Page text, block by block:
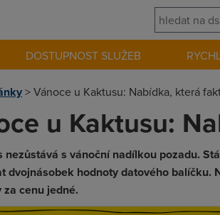
DOSTUPNOST SLUŽEB
>Vánoce u Kaktusu: Nabídka, která
u Kaktusu:
nezůstává s vánoční nadílkou pozadu.
dvojnásobek hodnoty datového balíčku.
za cenu jedné.